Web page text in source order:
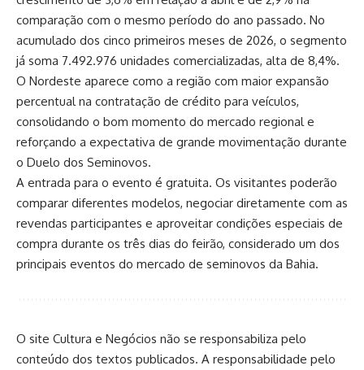
comparação com o mesmo período do ano passado. No
acumulado dos cinco primeiros meses de 2026, o segmento
já soma 7.492.976 unidades comercializadas, alta de 8,4%.
O Nordeste aparece como a região com maior expansão
percentual na contratação de crédito para veículos,
consolidando o bom momento do mercado regional e
reforçando a expectativa de grande movimentação durante
o Duelo dos Seminovos.
A entrada para o evento é gratuita. Os visitantes poderão
comparar diferentes modelos, negociar diretamente com as
revendas participantes e aproveitar condições especiais de
compra durante os três dias do feirão, considerado um dos
principais eventos do mercado de seminovos da Bahia.
O site Cultura e Negócios não se responsabiliza pelo
conteúdo dos textos publicados. A responsabilidade pelo